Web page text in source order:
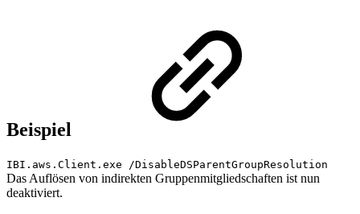
Beispiel
IBI.aws.Client.exe /DisableDSParentGroupResolution
Das Auflösen von indirekten Gruppenmitgliedschaften ist nun
deaktiviert.